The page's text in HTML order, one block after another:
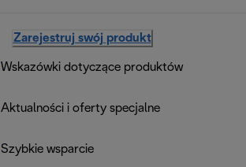
Zarejestruj swój produkt
Wskazówki dotyczące produktów
Aktualności i oferty specjalne
Szybkie wsparcie